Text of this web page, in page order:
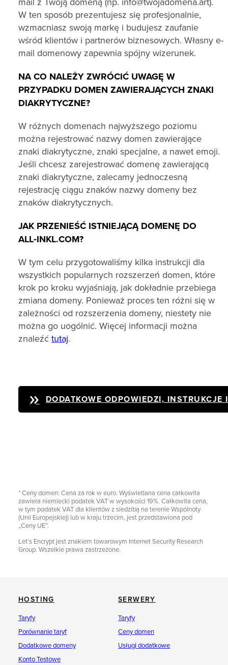
W ten sposób prezentujesz się profesjonalnie,
wzmacniasz swoją markę i budujesz zaufanie
wśród klientów i partnerów biznesowych. Własny e-
mail domenowy zapewnia spójny wizerunek.
NA CO NALEŻY ZWRÓCIĆ UWAGĘ W
PRZYPADKU DOMEN ZAWIERAJĄCYCH ZNAKI
DIAKRYTYCZNE?
W różnych domenach najwyższego poziomu
można rejestrować nazwy domen zawierające
znaki diakrytyczne, znaki specjalne, a nawet emoji.
Jeśli chcesz zarejestrować domenę zawierającą
znaki diakrytyczne, zalecamy jednoczesną
rejestrację ciągu znaków nazwy domeny bez
znaków diakrytycznych.
JAK PRZENIEŚĆ ISTNIEJĄCĄ DOMENĘ DO
ALL‑INKL.COM?
W tym celu przygotowaliśmy kilka instrukcji dla
wszystkich popularnych rozszerzeń domen, które
krok po kroku wyjaśniają, jak dokładnie przebiega
zmiana domeny. Ponieważ proces ten różni się w
zależności od rozszerzenia domeny, niestety nie
można go uogólnić. Więcej informacji można
znaleźć tutaj.
DODATKOWE ODPOWIEDZI, INSTRUKCJE
* Ceny domen: Cena za rok w euro. Wyświetlana cena całkowita
zawiera niemiecki podatek VAT w wysokości 19%. Całkowita cena,
w tym podatek VAT dla klientów z siedzibą na terenie Wspólnoty
(Unii Europejskiej) lub w kraju trzecim, jest przedstawiona pod
„Ceny UE”.
Let’s Encrypt jest znakiem towarowym Internet Security Research
Group. Wszelkie prawa zastrzeżone.
HOSTING
Taryfy
Porównanie taryf
Dodatkowe domeny
Konto Testowe
SERWERY
Taryfy
Ceny domen
Usługi dodatkowe